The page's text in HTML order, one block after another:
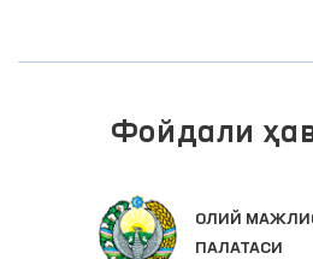
Фойдали
ОЛИЙ
ПАЛАТАСИ